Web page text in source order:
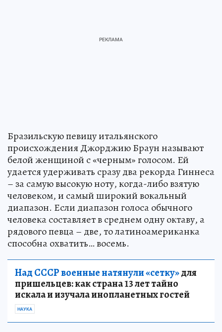
Бразильскую певицу итальянского
происхождения Джорджию Браун называют
белой женщиной с «черным» голосом. Ей
удается удерживать сразу два рекорда Гиннеса
– за самую высокую ноту, когда-либо взятую
человеком, и самый широкий вокальный
диапазон. Если диапазон голоса обычного
человека составляет в среднем одну октаву, а
рядового певца – две, то латиноамериканка
способна охватить… восемь.
Над СССР военные натянули «сетку»для
пришельцев: как страна 13 лет тайно
искала и изучала инопланетных гостей
НАУКА